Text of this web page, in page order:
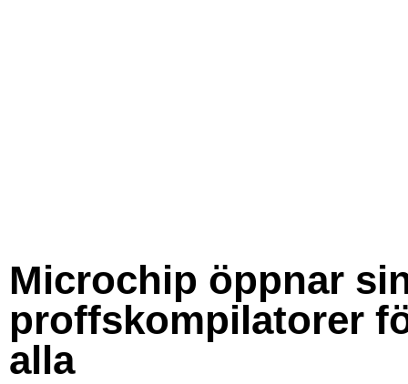
Microchip öppnar
proffskompilatorer
alla